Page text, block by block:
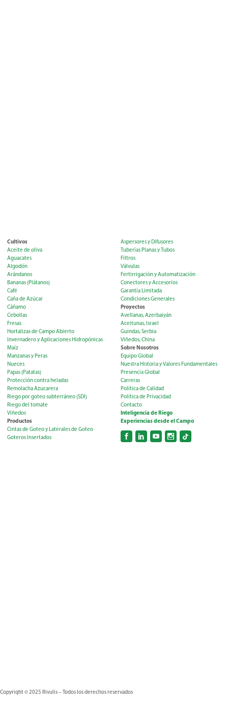
Cultivos
Aceite de oliva
Aguacates
Algodón
Arándanos
Bananas (Plátanos)
Café
Caña de Azúcar
Cáñamo
Cebollas
Fresas
Hortalizas de Campo Abierto
Invernadero y Aplicaciones Hidropónicas
Maíz
Manzanas y Peras
Nueces
Papas (Patatas)
Protección contra heladas
Remolacha Azucarera
Riego por goteo subterráneo (SDI)
Riego del tomate
Viñedos
Productos
Cintas de Goteo y Laterales de Goteo
Goteros Insertados
Aspersores y Difusores
Tuberías Planas y Tubos
Filtros
Válvulas
Fertirrigación y Automatización
Conectores y Accesorios
Garantía Limitada
Condiciones Generales
Proyectos
Avellanas, Azerbaiyán
Aceitunas, Israel
Guindas, Serbia
Viñedos, China
Sobre Nosotros
Equipo Global
Nuestra Historia y Valores Fundamentales
Presencia Global
Carreras
Política de Calidad
Política de Privacidad
Contacto
Inteligencia de Riego
Experiencias desde el Campo
Copyright © 2025 Rivulis – Todos los derechos reservados